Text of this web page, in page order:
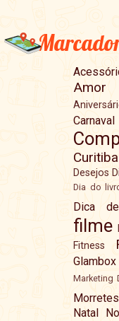
Carnaval
Curitiba
Desejos
Dia do
Dica
filme
Fitness
Glambox
Marketing
Morretes
Natal